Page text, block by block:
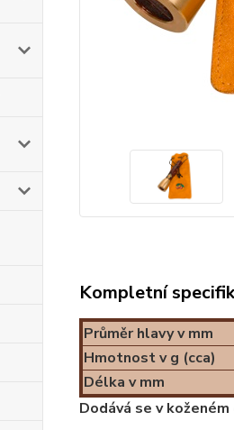
Kompletní
Průměr hlavy v mm
Hmotnost v g (cca)
Délka v mm
Dodává se v